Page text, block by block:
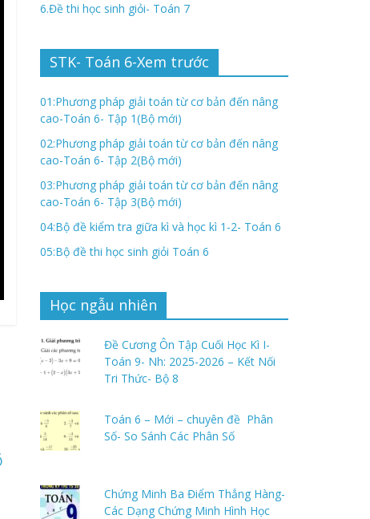
6.Đề thi học sinh giỏi- Toán 7
STK- Toán 6-Xem trước
01:Phương pháp giải toán từ cơ bản đến nâng
cao-Toán 6- Tập 1(Bộ mới)
02:Phương pháp giải toán từ cơ bản đến nâng
cao-Toán 6- Tập 2(Bộ mới)
03:Phương pháp giải toán từ cơ bản đến nâng
cao-Toán 6- Tập 3(Bộ mới)
04:Bộ đề kiểm tra giữa kì và học kì 1-2- Toán 6
05:Bộ đề thi học sinh giỏi Toán 6
Học ngẫu nhiên
Đề Cương Ôn Tập Cuối Học Kì I-
Toán 9- Nh: 2025-2026 – Kết Nối
Tri Thức- Bộ 8
Toán 6 – Mới – chuyên đề Phân
Số- So Sánh Các Phân Số
Chứng Minh Ba Điểm Thẳng Hàng-
Các Dạng Chứng Minh Hình Học